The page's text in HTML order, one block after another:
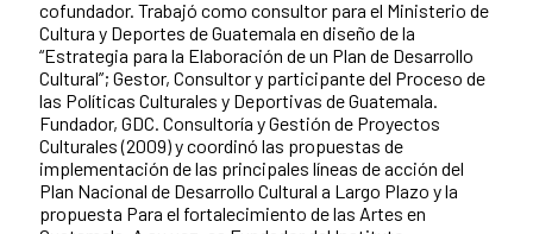
cofundador. Trabajó como consultor para el Ministerio de
Cultura y Deportes de Guatemala en diseño de la
“Estrategia para la Elaboración de un Plan de Desarrollo
Cultural”; Gestor, Consultor y participante del Proceso de
las Políticas Culturales y Deportivas de Guatemala.
Fundador, GDC. Consultoría y Gestión de Proyectos
Culturales (2009) y coordinó las propuestas de
implementación de las principales líneas de acción del
Plan Nacional de Desarrollo Cultural a Largo Plazo y la
propuesta Para el fortalecimiento de las Artes en